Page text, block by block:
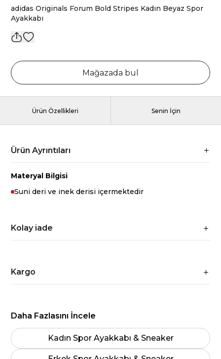
adidas Originals Forum Bold Stripes Kadın Beyaz Spor
Ayakkabı
Mağazada bul
Ürün Özellikleri Senin İçin
Ürün Ayrıntıları
Materyal Bilgisi
Suni deri ve inek derisi içermektedir
Kolay iade
Kargo
Daha Fazlasını İncele
Kadın Spor Ayakkabı & Sneaker